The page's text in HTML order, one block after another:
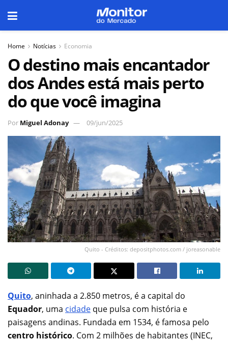
Home Notícias Economia
O destino mais encantador
dos Andes está mais perto
do que você imagina
Por Miguel Adonay 09/jun/2025
Quito - Créditos: depositphotos.com / joreasonable
Quito, aninhada a 2.850 metros, é a capital do
Equador, uma cidade que pulsa com história e
paisagens andinas. Fundada em 1534, é famosa pelo
centro histórico. Com 2 milhões de habitantes (INEC,